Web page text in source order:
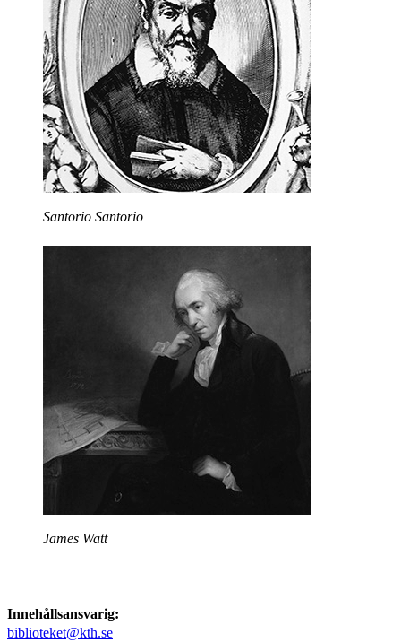
Santorio Santorio
James Watt
Innehållsansvarig:
biblioteket@kth.se